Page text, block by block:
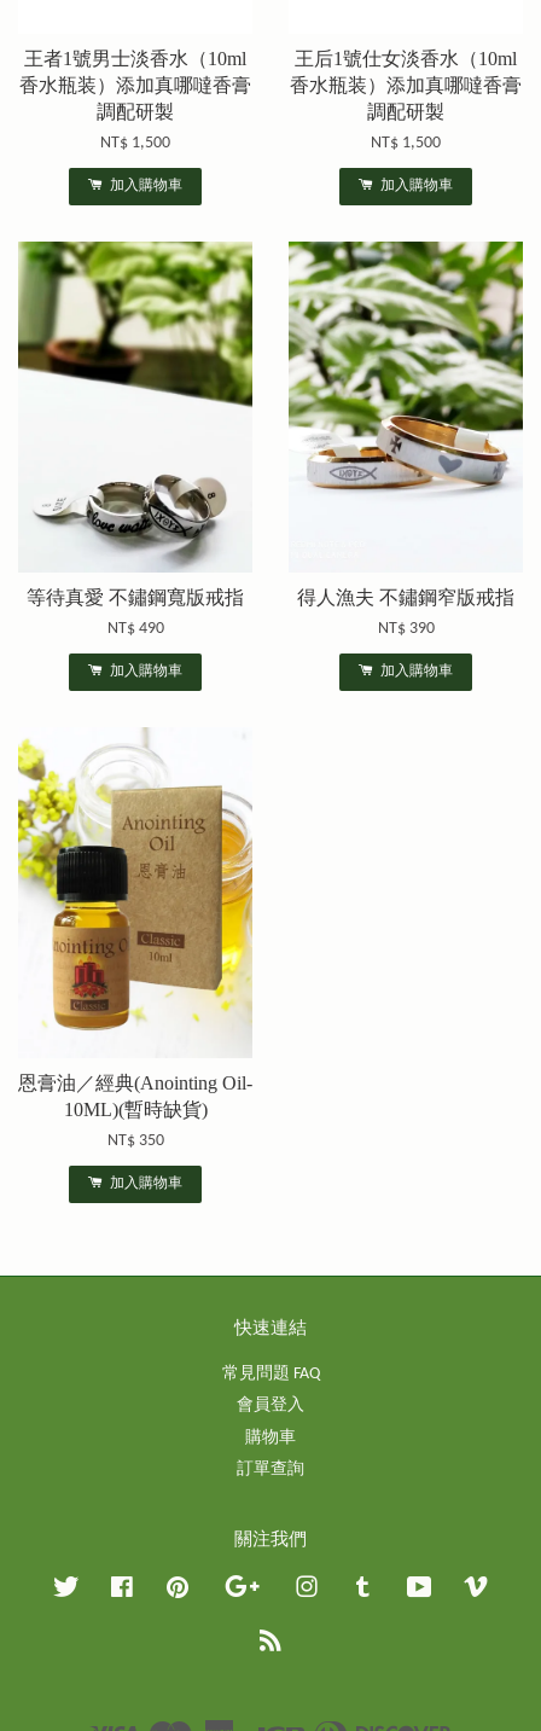
王者1號男士淡香水（10ml
香水瓶装）添加真哪噠香膏
調配研製
NT$ 1,500
加入購物車
王后1號仕女淡香水（10ml
香水瓶装）添加真哪噠香膏
調配研製
NT$ 1,500
加入購物車
等待真愛 不鏽鋼寬版戒指
NT$ 490
加入購物車
得人漁夫 不鏽鋼窄版戒指
NT$ 390
加入購物車
恩膏油／經典(Anointing Oil-
10ML)(暫時缺貨)
NT$ 350
加入購物車
快速連結
常見問題 FAQ
會員登入
購物車
訂單查詢
關注我們
Twitter Facebook Pinterest Google InstagramTumblr YouTube